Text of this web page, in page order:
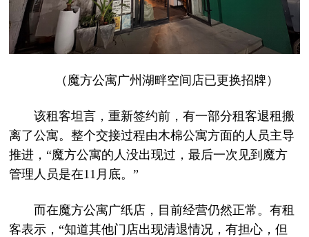
（魔方公寓广州湖畔空间店已更换招牌）
该租客坦言，重新签约前，有一部分租客退租搬
离了公寓。整个交接过程由木棉公寓方面的人员主导
推进，“魔方公寓的人没出现过，最后一次见到魔方
管理人员是在11月底。”
而在魔方公寓广纸店，目前经营仍然正常。有租
客表示，“知道其他门店出现清退情况，有担心，但